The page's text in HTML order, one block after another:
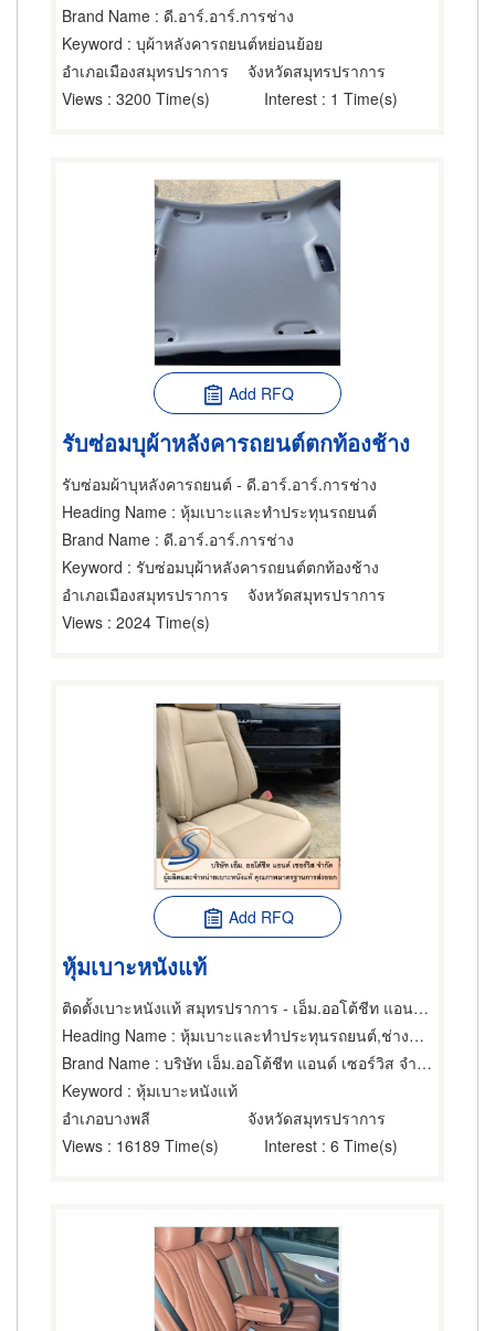
Brand Name : ดี.อาร์.อาร์.การช่าง
Keyword : บุผ้าหลังคารถยนต์หย่อนย้อย
อำเภอเมืองสมุทรปราการ
จังหวัดสมุทรปราการ
Views : 3200 Time(s) Interest : 1 Time(s)
Add RFQ
รับซ่อมบุผ้าหลังคารถยนต์ตกท้องช้าง
รับซ่อมผ้าบุหลังคารถยนต์ - ดี.อาร์.อาร์.การช่าง
Heading Name : หุ้มเบาะและทำประทุนรถยนต์
Brand Name : ดี.อาร์.อาร์.การช่าง
Keyword : รับซ่อมบุผ้าหลังคารถยนต์ตกท้องช้าง
อำเภอเมืองสมุทรปราการ
จังหวัดสมุทรปราการ
Views : 2024 Time(s)
Add RFQ
หุ้มเบาะหนังแท้
ติดตั้งเบาะหนังแท้ สมุทรปราการ - เอ็ม.ออโต้ชีท แอนด์ เซอร์วิส
Heading Name : หุ้มเบาะและทำประทุนรถยนต์,ช่างทำเบาะ,ผ้า หนังและพลาสติกสำหรับหุ้มเบาะ
Brand Name : บริษัท เอ็ม.ออโต้ชีท แอนด์ เซอร์วิส จำกัด
Keyword : หุ้มเบาะหนังแท้
อำเภอบางพลี
จังหวัดสมุทรปราการ
Views : 16189 Time(s) Interest : 6 Time(s)